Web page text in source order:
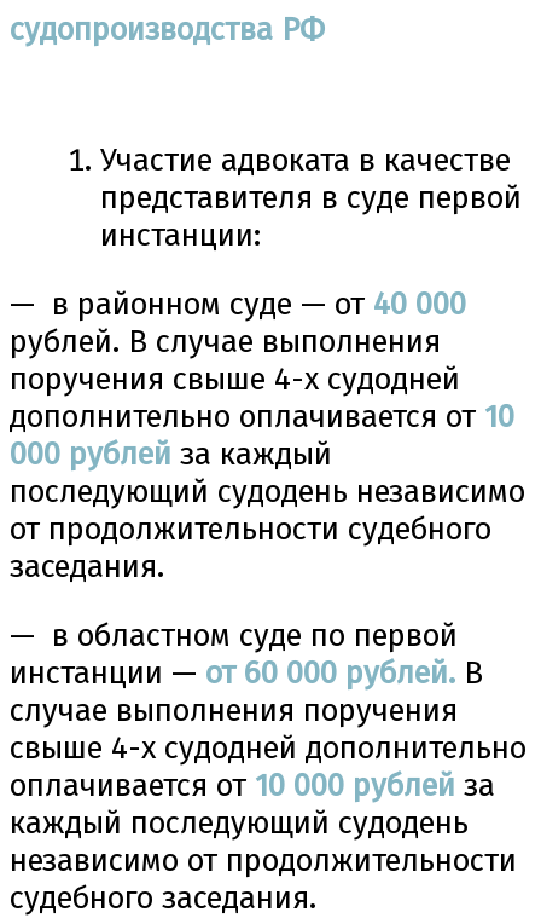
судопроизводства РФ
Участие адвоката в качестве
представителя в суде первой
инстанции:
— в районном суде — от 40 000
рублей. В случае выполнения
поручения свыше 4-х судодней
дополнительно оплачивается от 10
000 рублей за каждый
последующий судодень независимо
от продолжительности судебного
заседания.
— в областном суде по первой
инстанции — от 60 000 рублей. В
случае выполнения поручения
свыше 4-х судодней дополнительно
оплачивается от 10 000 рублей за
каждый последующий судодень
независимо от продолжительности
судебного заседания.